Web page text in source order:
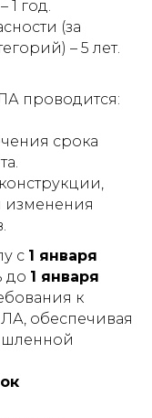
1 год.
(за
– 5 лет.
проводится:
срока
изменения
с 1 января
до 1 января
к
обеспечивая